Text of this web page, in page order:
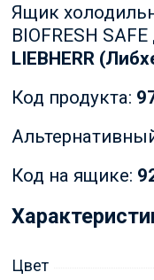
Ящик
BIOFRESH
LIEBHERR
Код продукта:
Код на ящике:
Цвет